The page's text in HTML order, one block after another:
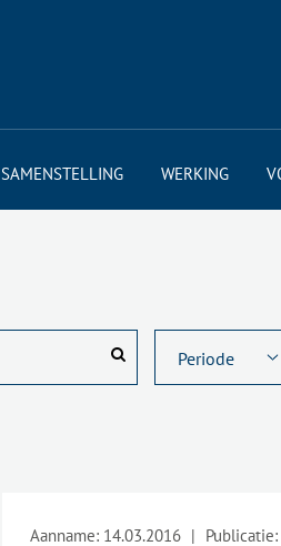
SAMENSTELLING WERKING
Aanname: 14.03.2016 | Publicatie: